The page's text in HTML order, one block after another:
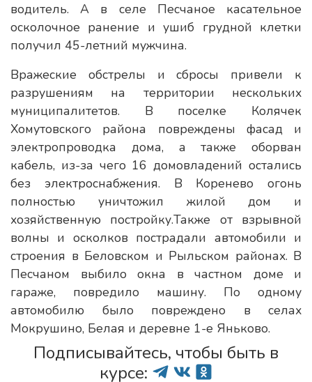
водитель. А в селе Песчаное касательное
осколочное ранение и ушиб грудной клетки
получил 45-летний мужчина.
Вражеские обстрелы и сбросы привели к
разрушениям на территории нескольких
муниципалитетов. В поселке Колячек
Хомутовского района повреждены фасад и
электропроводка дома, а также оборван
кабель, из-за чего 16 домовладений остались
без электроснабжения. В Коренево огонь
полностью уничтожил жилой дом и
хозяйственную постройку.Также от взрывной
волны и осколков пострадали автомобили и
строения в Беловском и Рыльском районах. В
Песчаном выбило окна в частном доме и
гараже, повредило машину. По одному
автомобилю было повреждено в селах
Мокрушино, Белая и деревне 1-е Яньково.
Подписывайтесь, чтобы быть в
курсе: